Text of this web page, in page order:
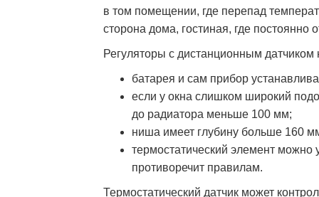
в том помещении, где перепад
сторона дома, гостиная, где постоянно
Регуляторы с дистанционным датчиком
батарея и сам прибор
если у окна слишком широкий
до радиатора меньше 100 мм;
ниша имеет глубину больше 160
термостатический элемент можно
противоречит правилам.
Термостатический датчик может